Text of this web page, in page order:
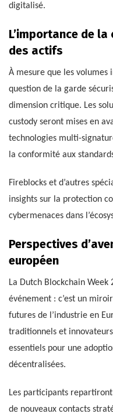
digitalisé.
L’importance de
des actifs
À mesure que les
question de la garde
dimension critique. Les
custody seront mises en
technologies multi-
la conformité aux
Fireblocks et d’autres
insights sur la protection
cybermenaces dans
Perspectives
européen
La Dutch Blockchain Week
événement : c’est un
futures de l’industrie en
traditionnels et
essentiels pour une
décentralisées.
Les participants repartiront
de nouveaux contacts